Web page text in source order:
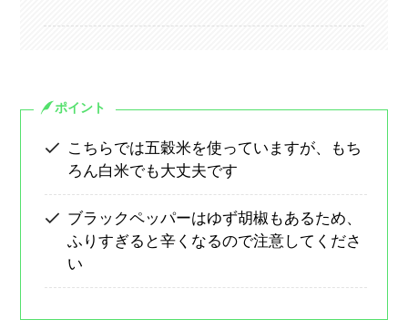
ポイント
こちらでは五穀米を使っていますが、もち
ろん白米でも大丈夫です
ブラックペッパーはゆず胡椒もあるため、
ふりすぎると辛くなるので注意してくださ
い